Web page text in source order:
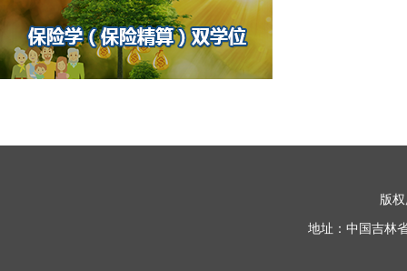
版
地址：中国吉林